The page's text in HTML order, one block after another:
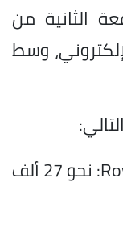
الثانية من
وسط
فئة Royal Right وRoyal Left: نحو 27 ألف